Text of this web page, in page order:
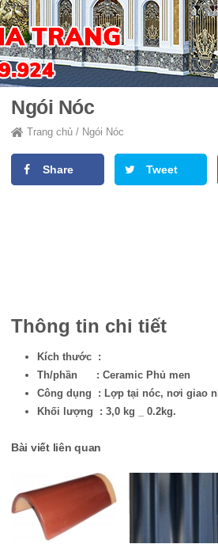
Ngói Nóc
Trang chủ / Ngói Nóc
Share Tweet
Thông tin chi tiết
Kích thước :
Th/phần : Ceramic Phủ men
Công dụng : Lợp tại nóc, nơi giao
Khối lượng : 3,0 kg _ 0.2kg.
Bài viết liên quan